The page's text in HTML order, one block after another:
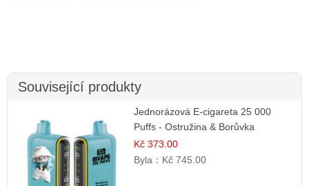
Související produkty
Jednorázová E-cigareta 25 000
Puffs - Ostružina & Borůvka
Kč 373.00
Byla： Kč 745.00